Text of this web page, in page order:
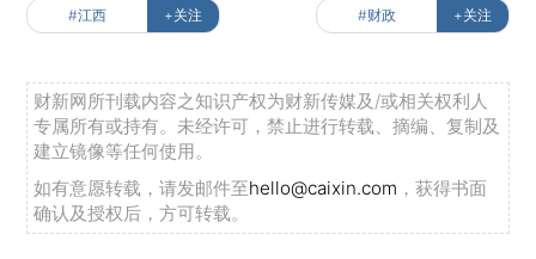
#江西 +关注 #财政 +关注
财新网所刊载内容之知识产权为财新传媒及/或相关权利人
专属所有或持有。未经许可，禁止进行转载、摘编、复制及
建立镜像等任何使用。
如有意愿转载，请发邮件至hello@caixin.com ，获得书面
确认及授权后，方可转载。